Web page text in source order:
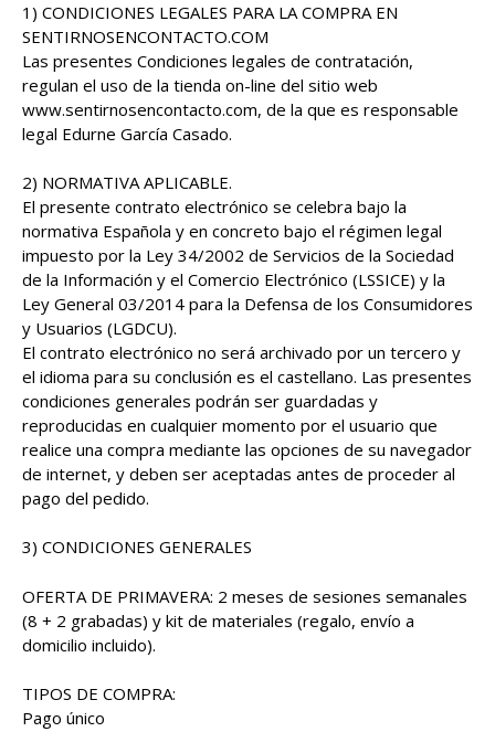
1) CONDICIONES LEGALES PARA LA COMPRA EN
SENTIRNOSENCONTACTO.COM
Las presentes Condiciones legales de contratación,
regulan el uso de la tienda on-line del sitio web
www.sentirnosencontacto.com, de la que es responsable
legal Edurne García Casado.
2) NORMATIVA APLICABLE.
El presente contrato electrónico se celebra bajo la
normativa Española y en concreto bajo el régimen legal
impuesto por la Ley 34/2002 de Servicios de la Sociedad
de la Información y el Comercio Electrónico (LSSICE) y la
Ley General 03/2014 para la Defensa de los Consumidores
y Usuarios (LGDCU).
El contrato electrónico no será archivado por un tercero y
el idioma para su conclusión es el castellano. Las presentes
condiciones generales podrán ser guardadas y
reproducidas en cualquier momento por el usuario que
realice una compra mediante las opciones de su navegador
de internet, y deben ser aceptadas antes de proceder al
pago del pedido.
3) CONDICIONES GENERALES
OFERTA DE PRIMAVERA: 2 meses de sesiones semanales
(8 + 2 grabadas) y kit de materiales (regalo, envío a
domicilio incluido).
TIPOS DE COMPRA:
Pago único